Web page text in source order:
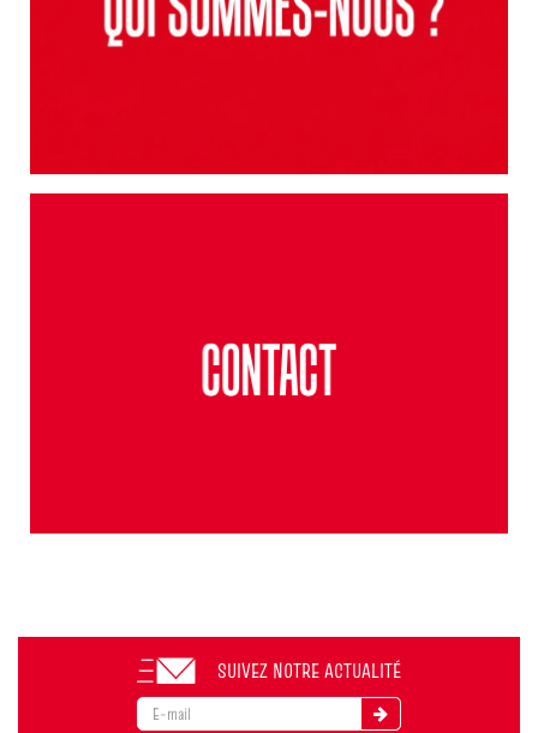
SUIVEZ NOTRE ACTUALITÉ